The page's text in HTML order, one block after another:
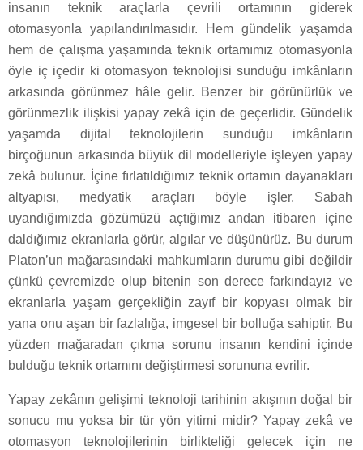
insanın teknik araçlarla çevrili ortamının giderek
otomasyonla yapılandırılmasıdır. Hem gündelik yaşamda
hem de çalışma yaşamında teknik ortamımız otomasyonla
öyle iç içedir ki otomasyon teknolojisi sunduğu imkânların
arkasında görünmez hâle gelir. Benzer bir görünürlük ve
görünmezlik ilişkisi yapay zekâ için de geçerlidir. Gündelik
yaşamda dijital teknolojilerin sunduğu imkânların
birçoğunun arkasında büyük dil modelleriyle işleyen yapay
zekâ bulunur. İçine fırlatıldığımız teknik ortamın dayanakları
altyapısı, medyatik araçları böyle işler. Sabah
uyandığımızda gözümüzü açtığımız andan itibaren içine
daldığımız ekranlarla görür, algılar ve düşünürüz. Bu durum
Platon’un mağarasındaki mahkumların durumu gibi değildir
çünkü çevremizde olup bitenin son derece farkındayız ve
ekranlarla yaşam gerçekliğin zayıf bir kopyası olmak bir
yana onu aşan bir fazlalığa, imgesel bir bolluğa sahiptir. Bu
yüzden mağaradan çıkma sorunu insanın kendini içinde
bulduğu teknik ortamını değiştirmesi sorununa evrilir.
Yapay zekânın gelişimi teknoloji tarihinin akışının doğal bir
sonucu mu yoksa bir tür yön yitimi midir? Yapay zekâ ve
otomasyon teknolojilerinin birlikteliği gelecek için ne